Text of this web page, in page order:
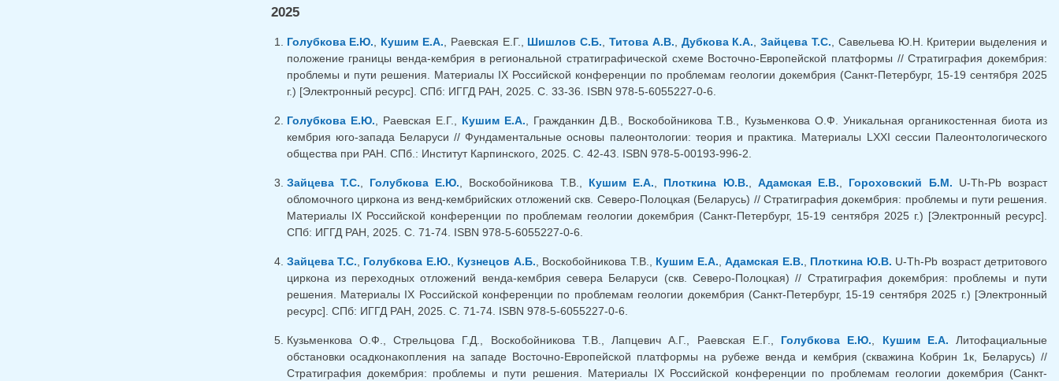
2025
Голубкова Е.Ю. Кушим Е.А. , Раевская Е.Г., Шишлов С.Б. Титова А.В. Дубкова К.А. ,Зайцева Т.С. , Савельева Ю.Н. Критерии выделения и
положение границы венда-кембрия в региональной стратиграфической схеме Восточно-Европейской платформы // Стратиграфия докембрия:
проблемы и пути решения. Материалы IX Российской конференции по проблемам геологии докембрия (Санкт-Петербург, 15-19 сентября 2025
г.) [Электронный ресурс]. СПб: ИГГД РАН, 2025. С. 33-36. ISBN 978-5-6055227-0-6.
Голубкова Е.Ю. , Раевская Е.Г., Кушим Е.А. , Гражданкин Д.В., Воскобойникова Т.В., Кузьменкова О.Ф. Уникальная органикостенная биота из
кембрия юго-запада Беларуси // Фундаментальные основы палеонтологии: теория и практика. Материалы LXXI сессии Палеонтологического
общества при РАН. СПб.: Институт Карпинского, 2025. C. 42-43. ISBN 978-5-00193-996-2.
Зайцева Т.С. Голубкова Е.Ю. , Воскобойникова Т.В., Кушим Е.А. Плоткина Ю.В. Адамская Е.В. Гороховский Б.М. U-Th-Pb возраст
обломочного циркона из венд-кембрийских отложений скв. Северо-Полоцкая (Беларусь) // Стратиграфия докембрия: проблемы и пути решения.
Материалы IX Российской конференции по проблемам геологии докембрия (Санкт-Петербург, 15-19 сентября 2025 г.) [Электронный ресурс].
СПб: ИГГД РАН, 2025. С. 71-74. ISBN 978-5-6055227-0-6.
Зайцева Т.С. Голубкова Е.Ю. Кузнецов А.Б. , Воскобойникова Т.В., Кушим Е.А. ,Адамская Е.В. Плоткина Ю.В. U-Th-Pb возраст детритового
циркона из переходных отложений венда-кембрия севера Беларуси (скв. Северо-Полоцкая) // Стратиграфия докембрия: проблемы и пути
решения. Материалы IХ Российской конференции по проблемам геологии докембрия (Санкт-Петербург, 15-19 сентября 2025 г.) [Электронный
ресурс]. СПб: ИГГД РАН, 2025. С. 71-74. ISBN 978-5-6055227-0-6.
Кузьменкова О.Ф., Стрельцова Г.Д., Воскобойникова Т.В., Лапцевич А.Г., Раевская Е.Г., Голубкова Е.Ю. Кушим Е.А. Литофациальные
обстановки осадконакопления на западе Восточно-Европейской платформы на рубеже венда и кембрия (скважина Кобрин 1к, Беларусь) //
Стратиграфия докембрия: проблемы и пути решения. Материалы IX Российской конференции по проблемам геологии докембрия (Санкт-